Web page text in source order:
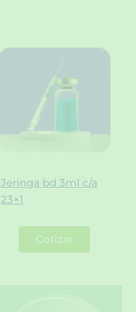
Jeringa bd 3ml c/a
23×1
Cotizar